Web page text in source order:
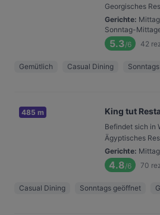
Georgisches
Gerichte:
Sonntag-
5.3/6 42
Gemütlich Casual Dining
485 m King tut
Befindet sich in
Ägyptisches
Gerichte:
4.8/6 70
Casual Dining Sonntags geöffnet